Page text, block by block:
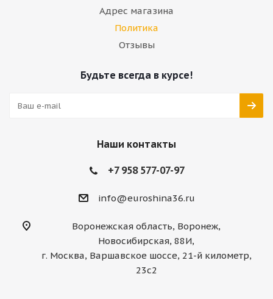
Адрес магазина
Политика
Отзывы
Будьте всегда в курсе!
Наши контакты
+7 958 577-07-97
info@euroshina36.ru
Воронежская область, Воронеж,
Новосибирская, 88И,
г. Москва, Варшавское шоссе, 21-й километр,
23с2